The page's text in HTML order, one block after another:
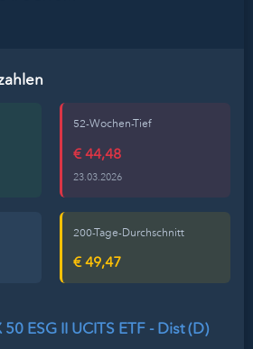
52-Wochen-Tief
€ 44,48
23.03.2026
200-Tage-Durchschnitt
€ 49,47
ESG II UCITS ETF - Dist (D)